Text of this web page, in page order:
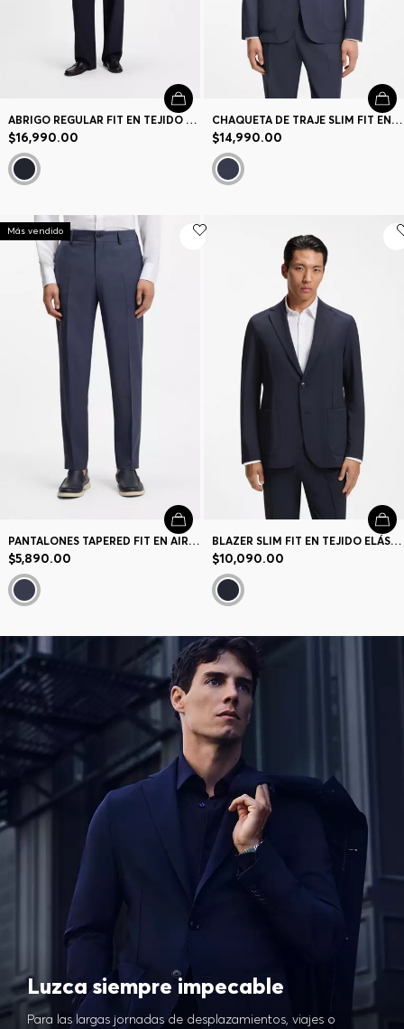
ABRIGO REGULAR FIT EN TEJIDO ELÁSTICO ESTAMPADO
$16,990.00
CHAQUETA DE TRAJE SLIM FIT EN AIRWOOL LAVABLE
$14,990.00
Más vendido
PANTALONES TAPERED FIT EN AIRWOOL LAVABLE
$5,890.00
Luzca siempre impecable
Para las largas jornadas de desplazamientos, viajes o
BLAZER SLIM FIT EN TEJIDO ELÁSTICO TÉCNICO
$10,090.00